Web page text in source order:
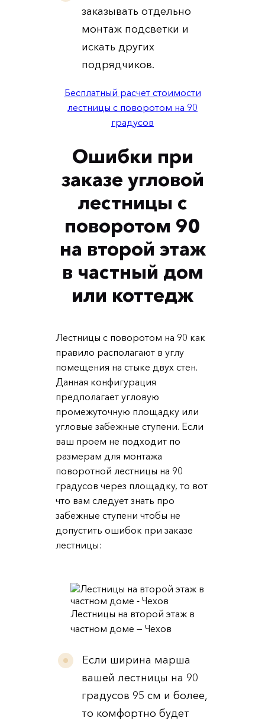
заказывать отдельно
монтаж подсветки и
искать других
подрядчиков.
Бесплатный расчет стоимости
лестницы с поворотом на 90
градусов
Ошибки при
заказе угловой
лестницы с
поворотом 90
на второй этаж
в частный дом
или коттедж
Лестницы с поворотом на 90 как
правило располагают в углу
помещения на стыке двух стен.
Данная конфигурация
предполагает угловую
промежуточную площадку или
угловые забежные ступени. Если
ваш проем не подходит по
размерам для монтажа
поворотной лестницы на 90
градусов через площадку, то вот
что вам следует знать про
забежные ступени чтобы не
допустить ошибок при заказе
лестницы:
Лестницы на второй этаж в
частном доме — Чехов
Если ширина марша
вашей лестницы на 90
градусов 95 см и более,
то комфортно будет